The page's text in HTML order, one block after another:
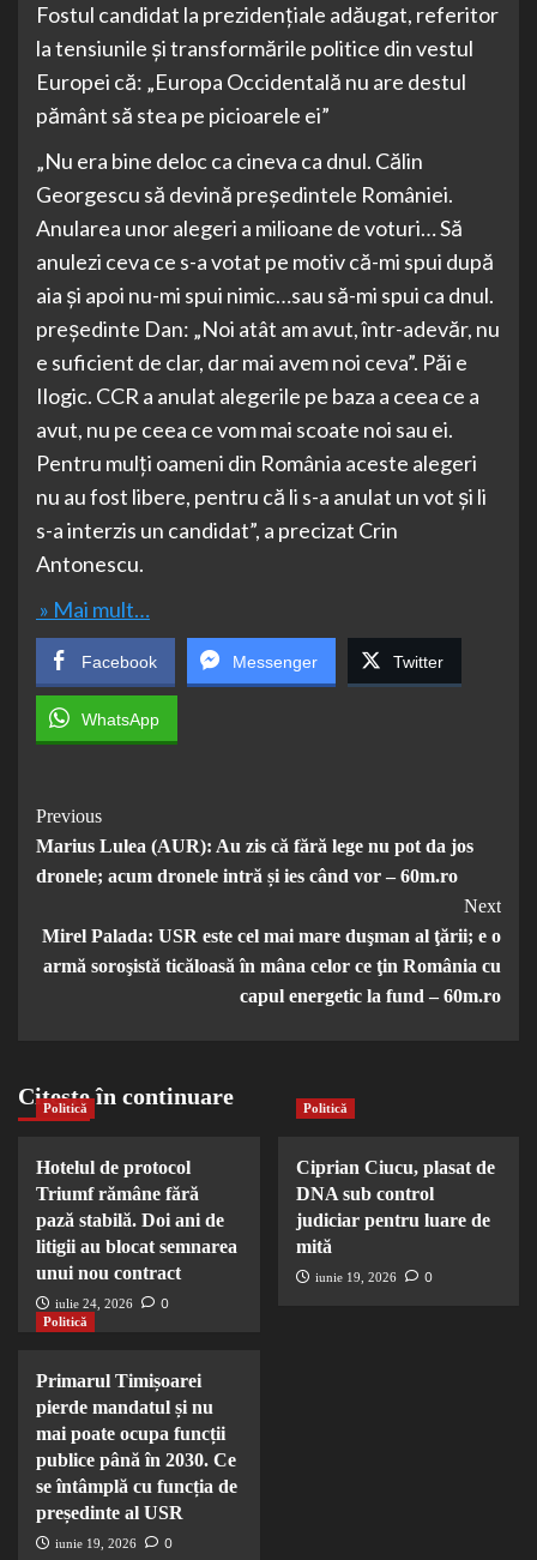
Fostul candidat la prezidențiale adăugat, referitor
la tensiunile și transformările politice din vestul
Europei că: „Europa Occidentală nu are destul
pământ să stea pe picioarele ei”
„Nu era bine deloc ca cineva ca dnul. Călin
Georgescu să devină președintele României.
Anularea unor alegeri a milioane de voturi… Să
anulezi ceva ce s-a votat pe motiv că-mi spui după
aia și apoi nu-mi spui nimic…sau să-mi spui ca dnul.
președinte Dan: „Noi atât am avut, într-adevăr, nu
e suficient de clar, dar mai avem noi ceva”. Păi e
Ilogic. CCR a anulat alegerile pe baza a ceea ce a
avut, nu pe ceea ce vom mai scoate noi sau ei.
Pentru mulți oameni din România aceste alegeri
nu au fost libere, pentru că li s-a anulat un vot și li
s-a interzis un candidat”, a precizat Crin
Antonescu.
» Mai mult…
Facebook Messenger Twitter
WhatsApp
Post
Navigation
Previous
Marius Lulea (AUR): Au zis că fără lege nu pot da jos
dronele; acum dronele intră și ies când vor – 60m.ro
Next
Mirel Palada: USR este cel mai mare duşman al ţării; e o
armă soroşistă ticăloasă în mâna celor ce ţin România cu
capul energetic la fund – 60m.ro
Citește în continuare
Politică
Hotelul de protocol
Triumf rămâne fără
pază stabilă. Doi ani de
litigii au blocat semnarea
unui nou contract
iulie 24, 2026 0
Politică
Ciprian Ciucu, plasat de
DNA sub control
judiciar pentru luare de
mită
iunie 19, 2026 0
Politică
Primarul Timișoarei
pierde mandatul și nu
mai poate ocupa funcții
publice până în 2030. Ce
se întâmplă cu funcția de
președinte al USR
iunie 19, 2026 0